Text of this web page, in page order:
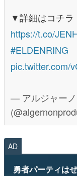
▼詳細はコチラ
https://t.co/
#ELDENRING
pic.twitter.com/
— アルジャーノ
AD
勇者パーティは